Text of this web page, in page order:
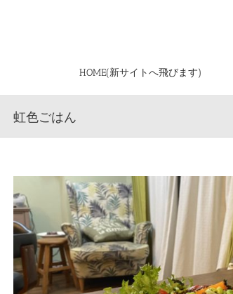
HOME(新サイトへ飛びます)
虹色ごはん